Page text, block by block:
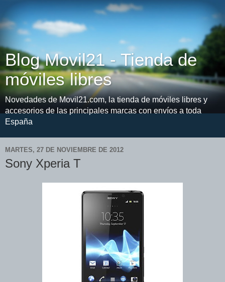
Blog Movil21 - Tienda de
móviles libres
Novedades de Movil21.com, la tienda de móviles libres y
accesorios de las principales marcas con envíos a toda
España
MARTES, 27 DE NOVIEMBRE DE 2012
Sony Xperia T